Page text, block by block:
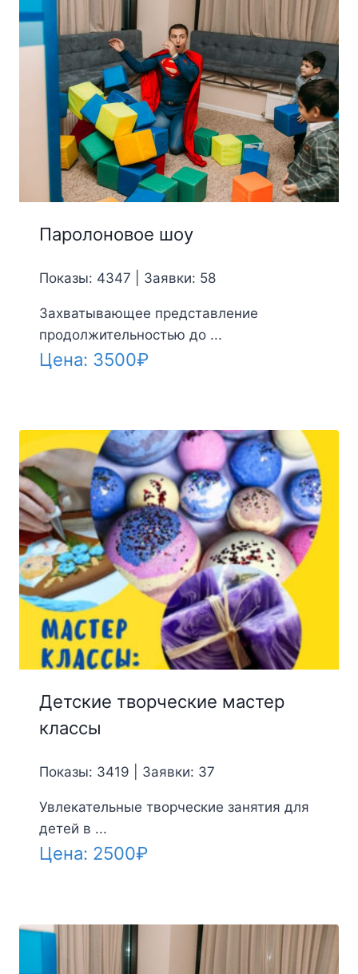
Паролоновое шоу
Показы: 4347 | Заявки: 58
Захватывающее представление
продолжительностью до ...
Цена: 3500₽
Детские творческие мастер
классы
Показы: 3419 | Заявки: 37
Увлекательные творческие занятия для
детей в ...
Цена: 2500₽